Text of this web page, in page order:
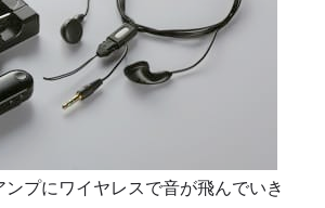
プにワイヤレスで音が飛んでいき